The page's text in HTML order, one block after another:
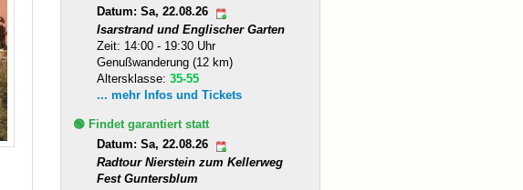
Datum: Sa, 22.08.26
Isarstrand und Englischer Garten
Zeit: 14:00 - 19:30 Uhr
Genußwanderung (12 km)
Altersklasse:35-55
... mehr Infos und Tickets
🟢 Findet garantiert statt
Datum: Sa, 22.08.26
Radtour Nierstein zum Kellerweg
Fest Guntersblum